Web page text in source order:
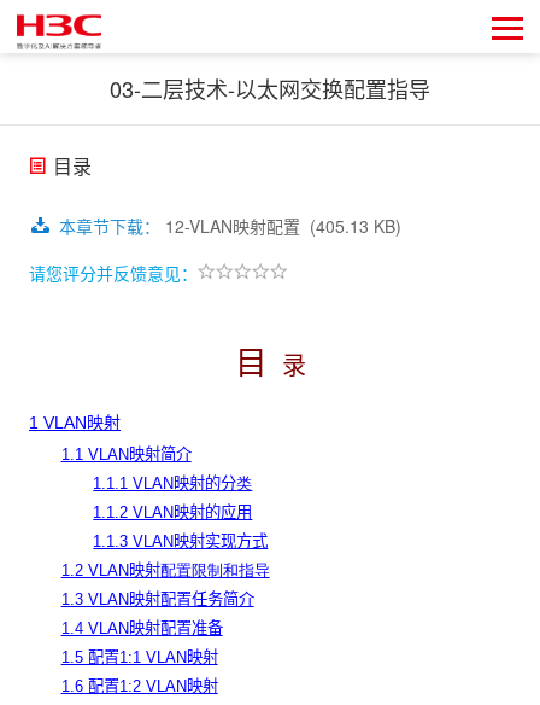
03-二层技术-以太网交换配置指导
目录
本章节下载： 12-VLAN映射配置 (405.13 KB)
请您评分并反馈意见：
目 录
1 VLAN映射
1.1 VLAN映射简介
1.1.1 VLAN映射的分类
1.1.2 VLAN映射的应用
1.1.3 VLAN映射实现方式
1.2 VLAN映射配置限制和指导
1.3 VLAN映射配置任务简介
1.4 VLAN映射配置准备
1.5 配置1:1 VLAN映射
1.6 配置1:2 VLAN映射